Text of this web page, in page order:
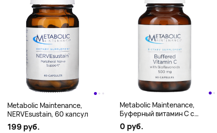
Metabolic Maintenance,
NERVEsustain, 60 капсул
199 руб.
Metabolic Maintenance,
Буферный витамин С с
биофлавоноидами, 500 мг,
100 капсул
0 руб.